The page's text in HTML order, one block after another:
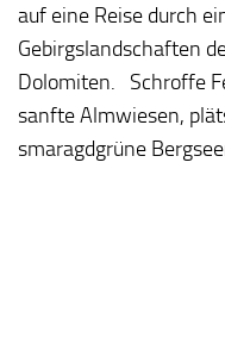
auf eine Reise durch
Gebirgslandschaften
Dolomiten. Schroffe
sanfte Almwiesen,
smaragdgrüne